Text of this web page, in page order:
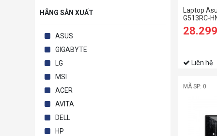
HÃNG SẢN XUẤT
ASUS
GIGABYTE
LG
MSI
ACER
AVITA
DELL
HP
Laptop
G513RC-
6800H/
SSD/15.6
Liên hệ
MÃ SP: 0